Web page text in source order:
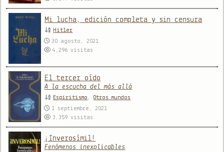
Mi lucha, edición completa y sin censura
Hitler
30 agosto, 2021
4,296visitas
El tercer oído
A la escucha del más allá
Espiritismo ,Otros mundos
1 septiembre, 2021
3,359visitas
¡Inverosímil!
Fenómenos inexplicables